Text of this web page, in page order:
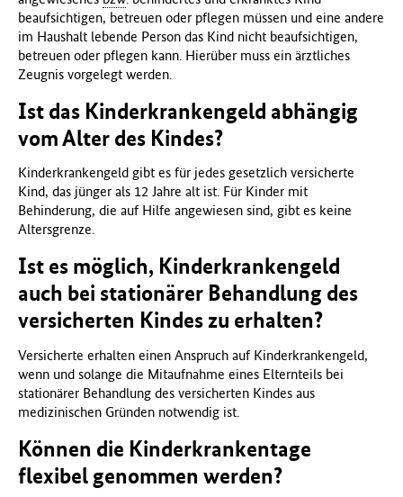
beaufsichtigen, betreuen oder pflegen müssen und eine andere
im Haushalt lebende Person das Kind nicht beaufsichtigen,
betreuen oder pflegen kann. Hierüber muss ein ärztliches
Zeugnis vorgelegt werden.
Ist das Kinderkrankengeld abhängig
vom Alter des Kindes?
Kinderkrankengeld gibt es für jedes gesetzlich versicherte
Kind, das jünger als 12 Jahre alt ist. Für Kinder mit
Behinderung, die auf Hilfe angewiesen sind, gibt es keine
Altersgrenze.
Ist es möglich, Kinderkrankengeld
auch bei stationärer Behandlung des
versicherten Kindes zu erhalten?
Versicherte erhalten einen Anspruch auf Kinderkrankengeld,
wenn und solange die Mitaufnahme eines Elternteils bei
stationärer Behandlung des versicherten Kindes aus
medizinischen Gründen notwendig ist.
Können die Kinderkrankentage
flexibel genommen werden?